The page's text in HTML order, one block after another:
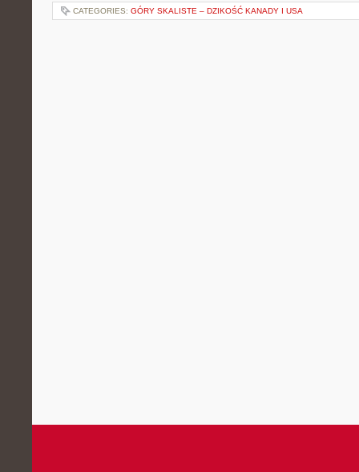
CATEGORIES: GÓRY SKALISTE – DZIKOŚĆ KANADY I USA